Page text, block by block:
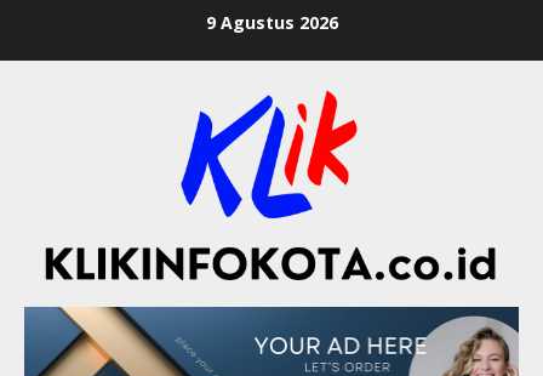
9 Agustus 2026